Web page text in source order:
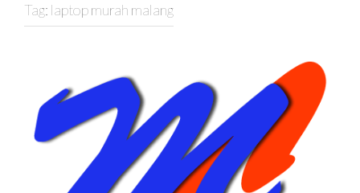
Tag: laptop murah malang